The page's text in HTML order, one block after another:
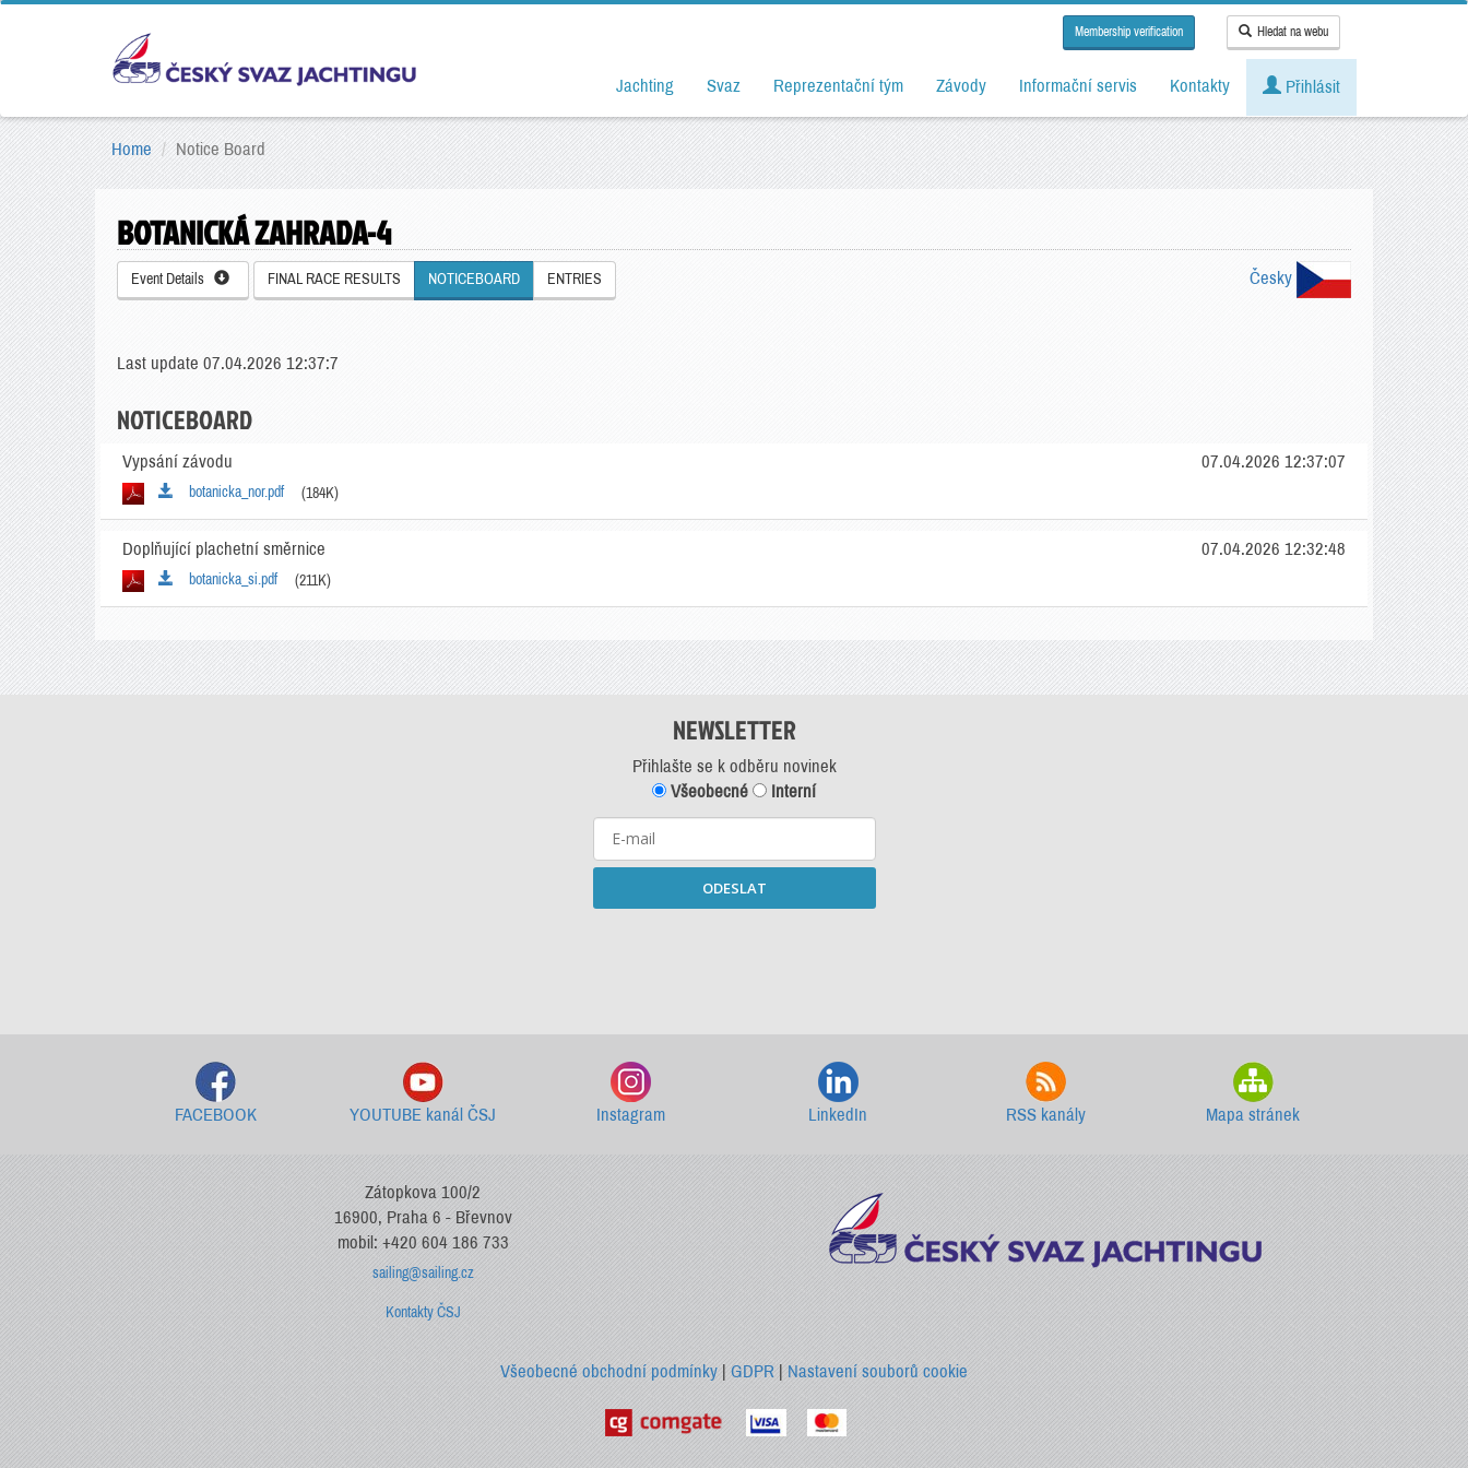
Membership verification Hledat na webu
Jachting Svaz Reprezentační tým Závody Informační servis Kontakty Přihlásit
Home Notice Board
BOTANICKÁ ZAHRADA-4
Event Details FINAL RACE RESULTS NOTICEBOARD ENTRIES Česky
Last update 07.04.2026 12:37:7
NOTICEBOARD
Vypsání závodu
botanicka_nor.pdf (184K)
07.04.2026 12:37:07
Doplňující plachetní směrnice
botanicka_si.pdf (211K)
07.04.2026 12:32:48
NEWSLETTER
Přihlašte se k odběru novinek
Všeobecné
Interní
ODESLAT
FACEBOOK YOUTUBE kanál ČSJ Instagram LinkedIn RSS kanály Mapa stránek
Zátopkova 100/2
16900, Praha 6 - Břevnov
mobil: +420 604 186 733
sailing@sailing.cz
Kontakty ČSJ
Všeobecné obchodní podmínky| GDPR |Nastavení souborů cookie